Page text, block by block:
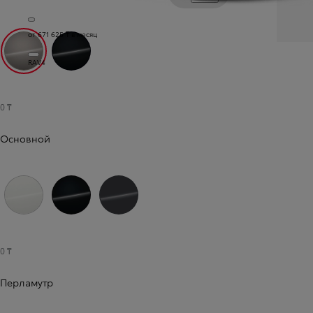
от 671 625 ₸ в месяц
RAV4
Авангард бронза (4V8)
0 ₸
Основной
0 ₸
Перламутр